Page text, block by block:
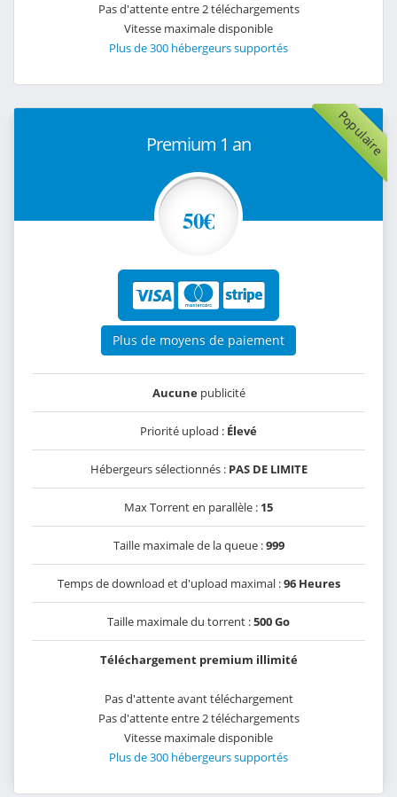
Pas d'attente entre 2 téléchargements
Vitesse maximale disponible
Plus de 300 hébergeurs supportés
Populaire
Premium 1 an
50€
Plus de moyens de paiement
Aucunepublicité
Priorité upload : Élevé
Hébergeurs sélectionnés : PAS DE LIMITE
Max Torrent en parallèle : 15
Taille maximale de la queue :999
Temps de download et d'upload maximal :96 Heures
Taille maximale du torrent :500 Go
Téléchargement premium illimité
Pas d'attente avant téléchargement
Pas d'attente entre 2 téléchargements
Vitesse maximale disponible
Plus de 300 hébergeurs supportés